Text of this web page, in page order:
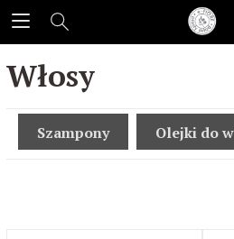
Włosy
Szampony Olejki do